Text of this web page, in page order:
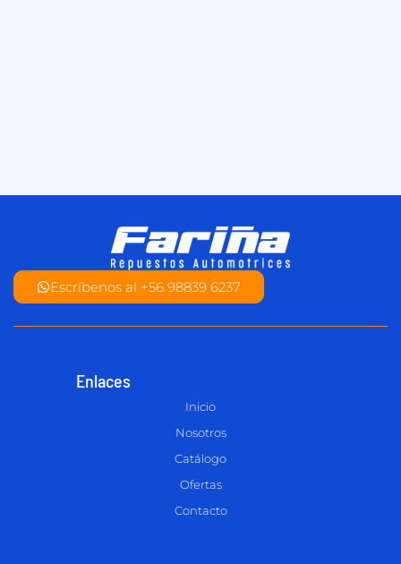
Escríbenos al +56 98839 6237
Enlaces
Inicio
Nosotros
Catálogo
Ofertas
Contacto